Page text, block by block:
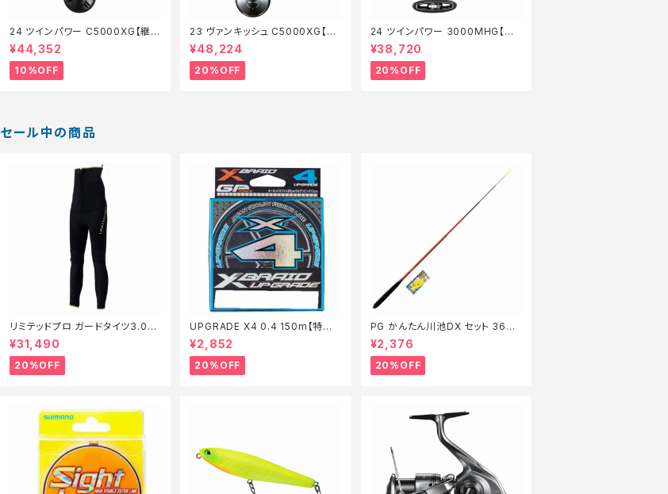
24 ツインパワー C5000XG【継続
セール_リール】【10】
¥44,352
10%OFF
23 ヴァンキッシュ C5000XG【特
価リール】【20】
¥48,224
20%OFF
24 ツインパワー 3000MHG【特
価リール】【20】
¥38,720
20%OFF
セール中の商品
リミテッドプロ ガードタイツ3.0FI
−540X 黒 LB【特価装備】【20】
¥31,490
20%OFF
UPGRADE X4 0.4 150m【特価
仕掛】【20】
¥2,852
20%OFF
PG かんたん川池DX セット 360
【特価セット】【20】
¥2,376
20%OFF